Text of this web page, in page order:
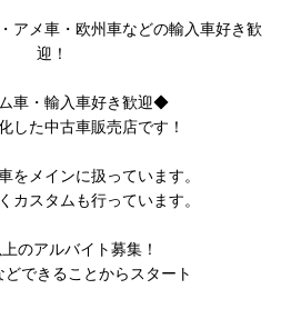
アメ車・欧州車などの輸入車好き歓
迎！
車・輸入車好き歓迎◆
した中古車販売店です！
をメインに扱っています。
カスタムも行っています。
のアルバイト募集！
どできることからスタート